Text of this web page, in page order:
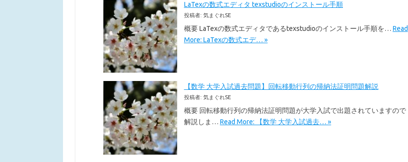
LaTexの数式エディタ texstudioのインストール手順
投稿者: 気まぐれSE
概要 LaTexの数式エディタであるtexstudioのインストール手順を… Read
More: LaTexの数式エデ… »
【数学 大学入試過去問題】回転移動行列の帰納法証明問題解説
投稿者: 気まぐれSE
概要 回転移動行列の帰納法証明問題が大学入試で出題されていますので
解説しま… Read More: 【数学 大学入試過去… »